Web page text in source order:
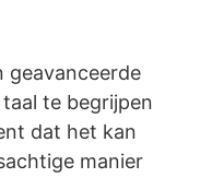
geavanceerde
te begrijpen
dat het kan
manier